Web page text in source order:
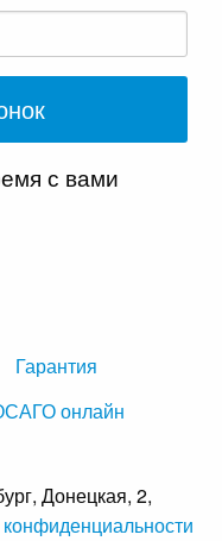
с вами
Гарантия
онлайн
Донецкая, 2,